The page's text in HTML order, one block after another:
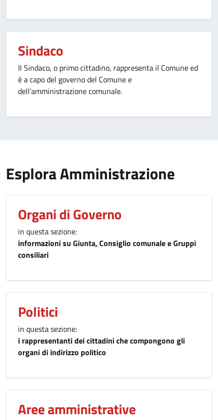
Sindaco
Il Sindaco, o primo cittadino, rappresenta il Comune ed
è a capo del governo del Comune e
dell’amministrazione comunale.
Esplora Amministrazione
Organi di Governo
in questa sezione:
informazioni su Giunta, Consiglio comunale e Gruppi
consiliari
Politici
in questa sezione:
i rappresentanti dei cittadini che compongono gli
organi di indirizzo politico
Aree amministrative